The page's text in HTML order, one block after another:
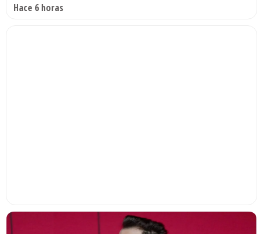
Hace 6 horas